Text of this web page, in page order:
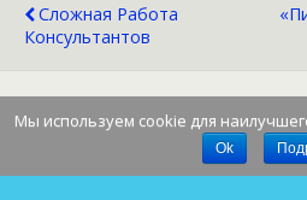
Сложная Работа
Консультантов
Мы используем cookie для
Ok Наверх